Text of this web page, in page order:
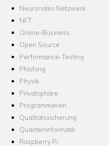
Neuronales Netzwerk
NFT
Online-Business
Open Source
Performance-Testing
Phishing
Physik
Privatsphäre
Programmieren
Qualitätssicherung
Quanteninformatik
Raspberry Pi